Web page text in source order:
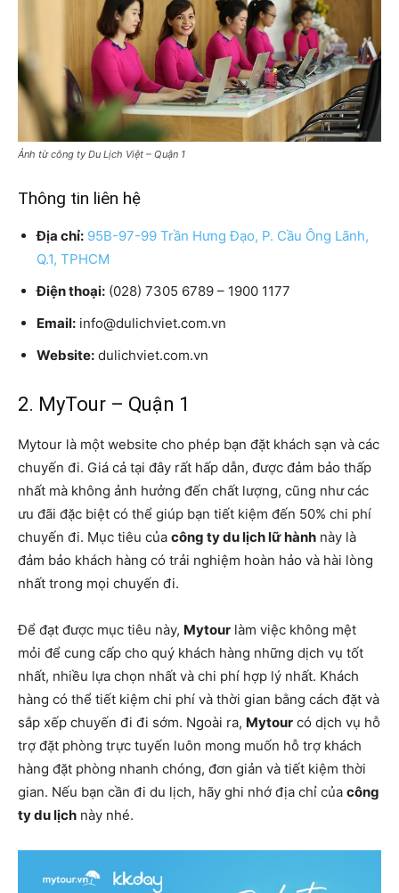
Ảnh từ công ty Du Lịch Việt – Quận 1
Thông tin liên hệ
Địa chỉ: 95B-97-99 Trần Hưng Đạo, P. Cầu Ông Lãnh,
Q.1, TPHCM
Điện thoại: (028) 7305 6789 – 1900 1177
Email: info@dulichviet.com.vn
Website: dulichviet.com.vn
2. MyTour – Quận 1
Mytour là một website cho phép bạn đặt khách sạn và các
chuyến đi. Giá cả tại đây rất hấp dẫn, được đảm bảo thấp
nhất mà không ảnh hưởng đến chất lượng, cũng như các
ưu đãi đặc biệt có thể giúp bạn tiết kiệm đến 50% chi phí
chuyến đi. Mục tiêu của công ty du lịch lữ hành này là
đảm bảo khách hàng có trải nghiệm hoàn hảo và hài lòng
nhất trong mọi chuyến đi.
Để đạt được mục tiêu này, Mytour làm việc không mệt
mỏi để cung cấp cho quý khách hàng những dịch vụ tốt
nhất, nhiều lựa chọn nhất và chi phí hợp lý nhất. Khách
hàng có thể tiết kiệm chi phí và thời gian bằng cách đặt và
sắp xếp chuyến đi đi sớm. Ngoài ra, Mytour có dịch vụ hỗ
trợ đặt phòng trực tuyến luôn mong muốn hỗ trợ khách
hàng đặt phòng nhanh chóng, đơn giản và tiết kiệm thời
gian. Nếu bạn cần đi du lịch, hãy ghi nhớ địa chỉ của công
ty du lịch này nhé.